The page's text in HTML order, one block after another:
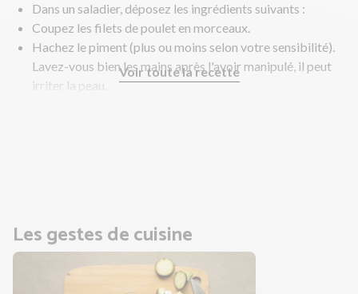
Dans un saladier, déposez les ingrédients suivants :
Coupez les filets de poulet en morceaux.
Hachez le piment (plus ou moins selon votre sensibilité).
Lavez-vous bien les mains après l'avoir manipulé, il peut
irriter la peau.
Voir toute la recette
Les gestes de cuisine